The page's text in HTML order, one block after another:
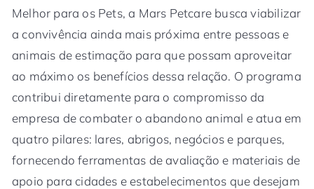
Melhor para os Pets, a Mars Petcare busca viabilizar
a convivência ainda mais próxima entre pessoas e
animais de estimação para que possam aproveitar
ao máximo os benefícios dessa relação. O programa
contribui diretamente para o compromisso da
empresa de combater o abandono animal e atua em
quatro pilares: lares, abrigos, negócios e parques,
fornecendo ferramentas de avaliação e materiais de
apoio para cidades e estabelecimentos que desejam